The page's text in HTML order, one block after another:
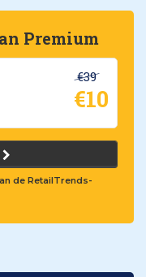
Premium
€39
€10
de RetailTrends-